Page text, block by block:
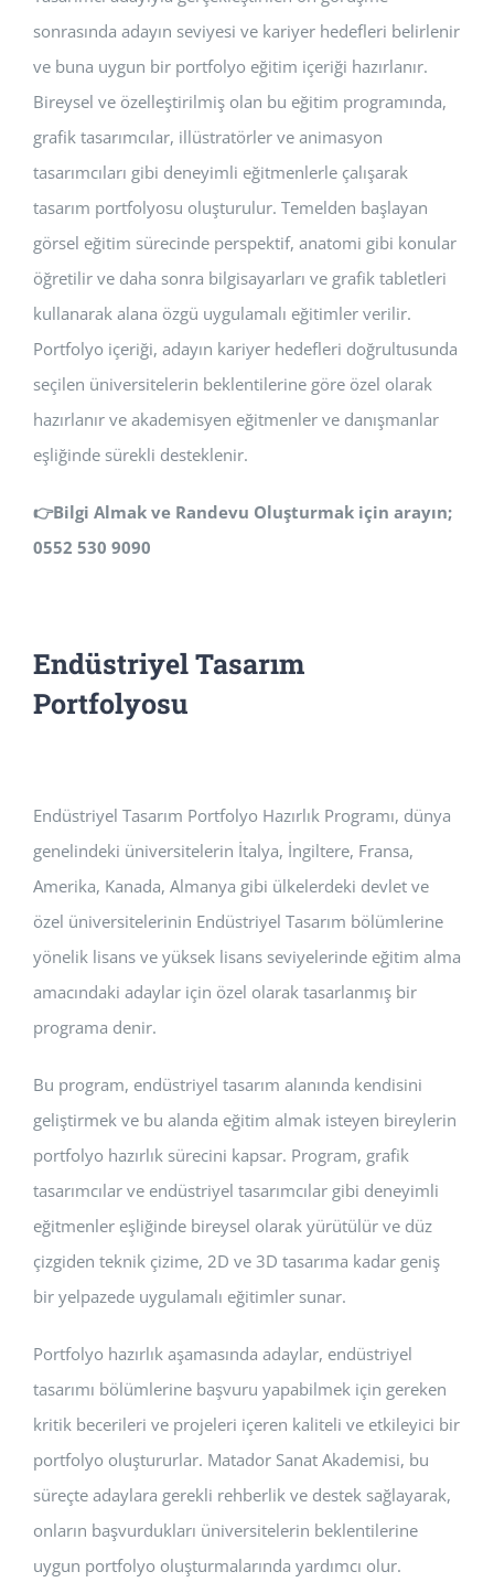
sonrasında adayın seviyesi ve kariyer hedefleri belirlenir
ve buna uygun bir portfolyo eğitim içeriği hazırlanır.
Bireysel ve özelleştirilmiş olan bu eğitim programında,
grafik tasarımcılar, illüstratörler ve animasyon
tasarımcıları gibi deneyimli eğitmenlerle çalışarak
tasarım portfolyosu oluşturulur. Temelden başlayan
görsel eğitim sürecinde perspektif, anatomi gibi konular
öğretilir ve daha sonra bilgisayarları ve grafik tabletleri
kullanarak alana özgü uygulamalı eğitimler verilir.
Portfolyo içeriği, adayın kariyer hedefleri doğrultusunda
seçilen üniversitelerin beklentilerine göre özel olarak
hazırlanır ve akademisyen eğitmenler ve danışmanlar
eşliğinde sürekli desteklenir.
👉Bilgi Almak ve Randevu Oluşturmak için arayın;
0552 530 9090
Endüstriyel Tasarım
Portfolyosu
Endüstriyel Tasarım Portfolyo Hazırlık Programı, dünya
genelindeki üniversitelerin İtalya, İngiltere, Fransa,
Amerika, Kanada, Almanya gibi ülkelerdeki devlet ve
özel üniversitelerinin Endüstriyel Tasarım bölümlerine
yönelik lisans ve yüksek lisans seviyelerinde eğitim alma
amacındaki adaylar için özel olarak tasarlanmış bir
programa denir.
Bu program, endüstriyel tasarım alanında kendisini
geliştirmek ve bu alanda eğitim almak isteyen bireylerin
portfolyo hazırlık sürecini kapsar. Program, grafik
tasarımcılar ve endüstriyel tasarımcılar gibi deneyimli
eğitmenler eşliğinde bireysel olarak yürütülür ve düz
çizgiden teknik çizime, 2D ve 3D tasarıma kadar geniş
bir yelpazede uygulamalı eğitimler sunar.
Portfolyo hazırlık aşamasında adaylar, endüstriyel
tasarımı bölümlerine başvuru yapabilmek için gereken
kritik becerileri ve projeleri içeren kaliteli ve etkileyici bir
portfolyo oluştururlar. Matador Sanat Akademisi, bu
süreçte adaylara gerekli rehberlik ve destek sağlayarak,
onların başvurdukları üniversitelerin beklentilerine
uygun portfolyo oluşturmalarında yardımcı olur.